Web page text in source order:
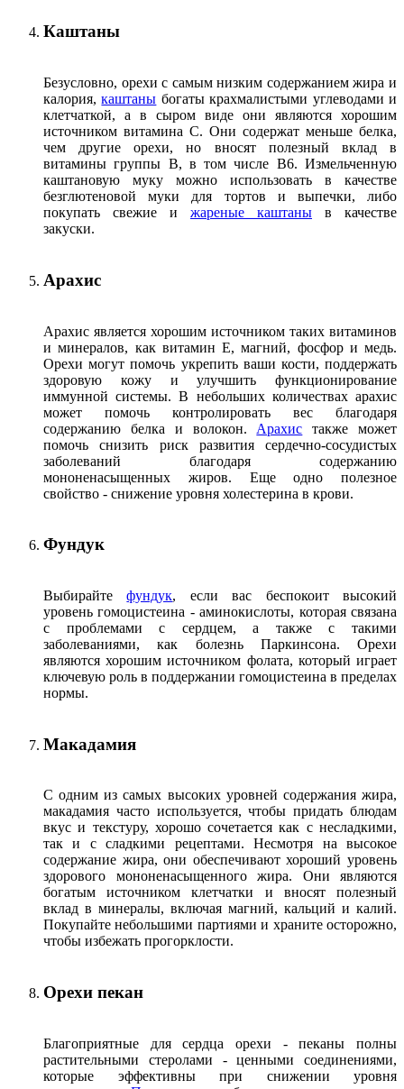
Каштаны
Безусловно, орехи с самым низким содержанием жира и
калория,каштаны богаты крахмалистыми углеводами и
клетчаткой, а в сыром виде они являются хорошим
источником витамина С. Они содержат меньше белка,
чем другие орехи, но вносят полезный вклад в
витамины группы В, в том числе B6. Измельченную
каштановую муку можно использовать в качестве
безглютеновой муки для тортов и выпечки, либо
покупать свежие и жареные каштаны в качестве
закуски.
Арахис
Арахис является хорошим источником таких витаминов
и минералов, как витамин Е, магний, фосфор и медь.
Орехи могут помочь укрепить ваши кости, поддержать
здоровую кожу и улучшить функционирование
иммунной системы. В небольших количествах арахис
может помочь контролировать вес благодаря
содержанию белка и волокон. Арахис также может
помочь снизить риск развития сердечно-сосудистых
заболеваний благодаря содержанию
мононенасыщенных жиров. Еще одно полезное
свойство - снижение уровня холестерина в крови.
Фундук
Выбирайтефундук, если вас беспокоит высокий
уровень гомоцистеина - аминокислоты, которая связана
с проблемами с сердцем, а также с такими
заболеваниями, как болезнь Паркинсона. Орехи
являются хорошим источником фолата, который играет
ключевую роль в поддержании гомоцистеина в пределах
нормы.
Макадамия
С одним из самых высоких уровней содержания жира,
макадамия часто используется, чтобы придать блюдам
вкус и текстуру, хорошо сочетается как с несладкими,
так и с сладкими рецептами. Несмотря на высокое
содержание жира, они обеспечивают хороший уровень
здорового мононенасыщенного жира. Они являются
богатым источником клетчатки и вносят полезный
вклад в минералы, включая магний, кальций и калий.
Покупайте небольшими партиями и храните осторожно,
чтобы избежать прогорклости.
Орехи пекан
Благоприятные для сердца орехи - пеканы полны
растительными стеролами - ценными соединениями,
которые эффективны при снижении уровня